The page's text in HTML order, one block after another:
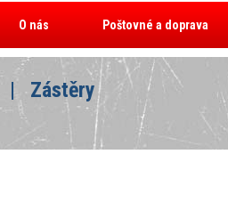
O nás Poštovné a doprava
Zástěry